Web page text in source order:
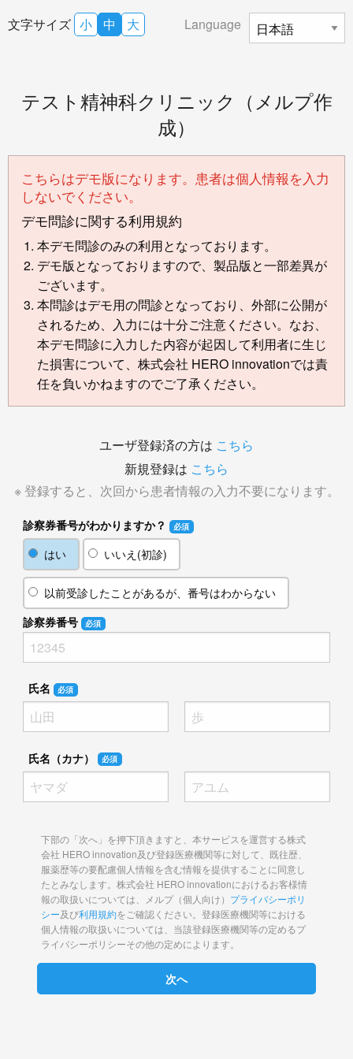
文字サイズ 小 中 大 Language
テスト精神科クリニック（メルプ作
成）
こちらはデモ版になります。患者は個人情報を入力
しないでください。
デモ問診に関する利用規約
本デモ問診のみの利用となっております。
デモ版となっておりますので、製品版と一部差異が
ございます。
本問診はデモ用の問診となっており、外部に公開が
されるため、入力には十分ご注意ください。なお、
本デモ問診に入力した内容が起因して利用者に生じ
た損害について、株式会社 HERO innovationでは責
任を負いかねますのでご了承ください。
ユーザ登録済の方は こちら
新規登録は こちら
※ 登録すると、次回から患者情報の入力不要になります。
診察券番号がわかりますか？ 必須
はい いいえ(初診)
以前受診したことがあるが、番号はわからない
診察券番号
必須
氏名 必須
氏名（カナ） 必須
下部の「次へ」を押下頂きますと、本サービスを運営する株式
会社 HERO innovation及び登録医療機関等に対して、既往歴、
服薬歴等の要配慮個人情報を含む情報を提供することに同意し
たとみなします。株式会社 HERO innovationにおけるお客様情
報の取扱いについては、メルプ（個人向け） プライバシーポリ
シー及び利用規約をご確認ください。登録医療機関等における
個人情報の取扱いについては、当該登録医療機関等の定めるプ
ライバシーポリシーその他の定めによります。